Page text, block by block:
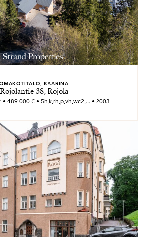
OMAKOTITALO, KAARINA
Rojolantie 38, Rojola
• 489 000 € • 5h,k,rh,p,vh,wc2,... • 2003